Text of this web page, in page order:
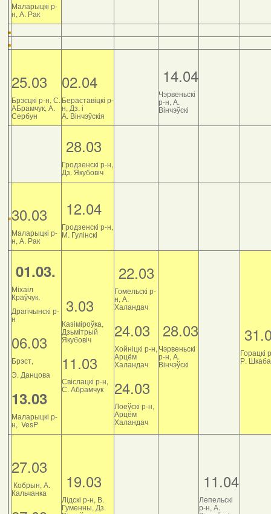
Маларыцкі р-
н, А. Рак
25.03
Брэсцкі р-н, С.
АБрамчук, А.
Сербун
02.04
Бераставіцкі р-
н, Дз. і
А. Вінчэўскія
14.04
Чэрвеньскі
р-н, А.
Вінчэўскі
28.03
Гродзенскі р-н,
Дз. Якубовіч
30.03
Маларыцкі р-
н, А. Рак
12.04
Гродзенскі р-н,
М. Гулінскі
01.03.
Міхаіл
Краўчук,
Драгічынскі р-
н
06.03
Брэст,
Э. Данцова
13.03
Маларыцкі р-
н, VesP
3.03
Казіміроўка,
Дзьмітрый
Якубовіч
11.03
Свіслацкі р-н,
С. Абрамчук
22.03
Гомельскі р-
н, А.
Халандач
24.03
Хойніцкі р-н,
Арцём
Халандач
24.03
Лоеўскі р-н,
Арцём
Халандач
28.03
Чэрвеньскі
р-н, А.
Вінчэўскі
Горацкі
Р.
27.03
Кобрын, А.
Кальчанка
19.03
Лідскі р-н, В.
Гуменны, Дз.
11.04
Лепельскі
р-н, А.